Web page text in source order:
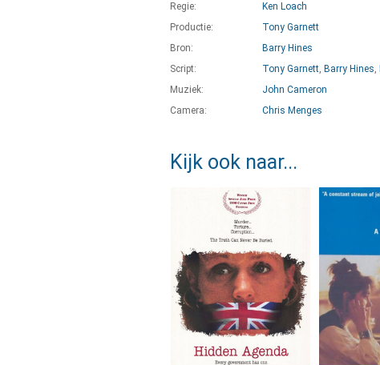
Regie:
Ken Loach
Productie:
Tony Garnett
Bron:
Barry Hines
Script:
Tony Garnett, Barry Hines,
Muziek:
John Cameron
Camera:
Chris Menges
Kijk ook naar...